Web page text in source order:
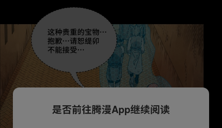
是否前往腾漫App继续阅读